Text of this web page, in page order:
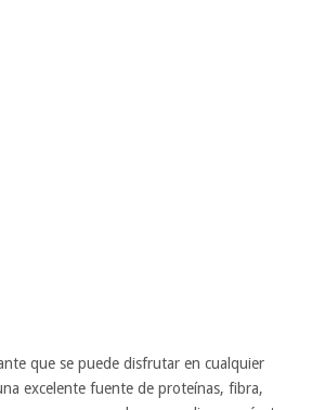
que se puede disfrutar en cualquier
excelente fuente de proteínas, fibra,